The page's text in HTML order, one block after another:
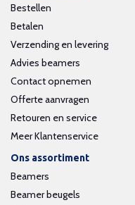
Bestellen
Betalen
Verzending en levering
Advies beamers
Contact opnemen
Offerte aanvragen
Retouren en service
Meer Klantenservice
Ons assortiment
Beamers
Beamer beugels